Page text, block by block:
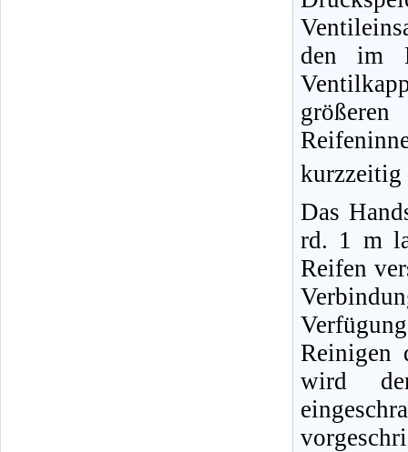
den im
kurzzeitig
Das
rd. 1 m
Reifen
Reinigen
wird